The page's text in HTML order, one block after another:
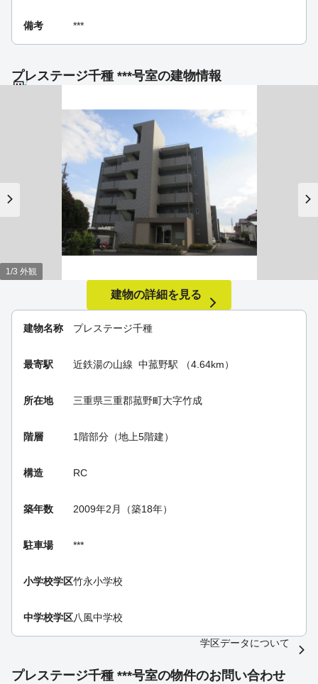
備考 ***
プレステージ千種 ***号室の建物情報
建物名称 プレステージ千種
最寄駅 近鉄湯の山線 中菰野駅 （4.64km）
所在地 三重県三重郡菰野町大字竹成
階層 1階部分（地上5階建）
構造 RC
築年数 2009年2月（築18年）
駐車場 ***
小学校学区竹永小学校
中学校学区八風中学校
1/3 外観
建物の詳細を見る
学区データについて
プレステージ千種 ***号室の物件のお問い合わせ